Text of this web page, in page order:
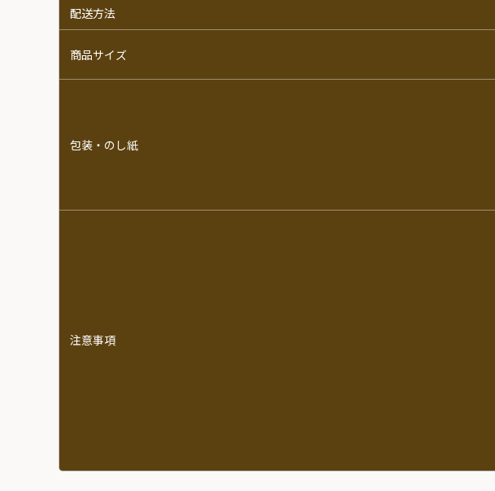
配送方法
商品サイズ
包装・のし紙
注意事項